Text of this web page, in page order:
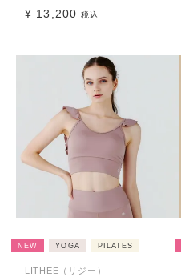
¥ 13,200 税込
NEW YOGA PILATES
LITHEE（リジー）